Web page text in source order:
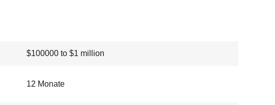
$100000 to $1 million
12 Monate